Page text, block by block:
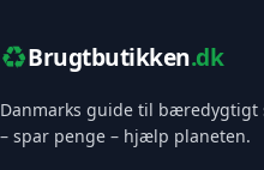
♻️Brugtbutikken.dk
Danmarks guide til bæredygtigt
– spar penge – hjælp planeten.